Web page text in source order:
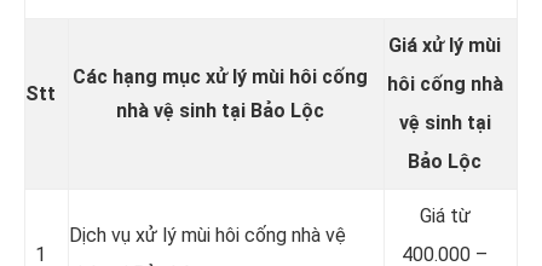
Stt
Các hạng mục xử lý mùi hôi cống
nhà vệ sinh tại Bảo Lộc
Giá xử lý mùi
hôi cống nhà
vệ sinh tại
Bảo Lộc
1
Dịch vụ xử lý mùi hôi cống nhà vệ
Giá từ
400.000 –